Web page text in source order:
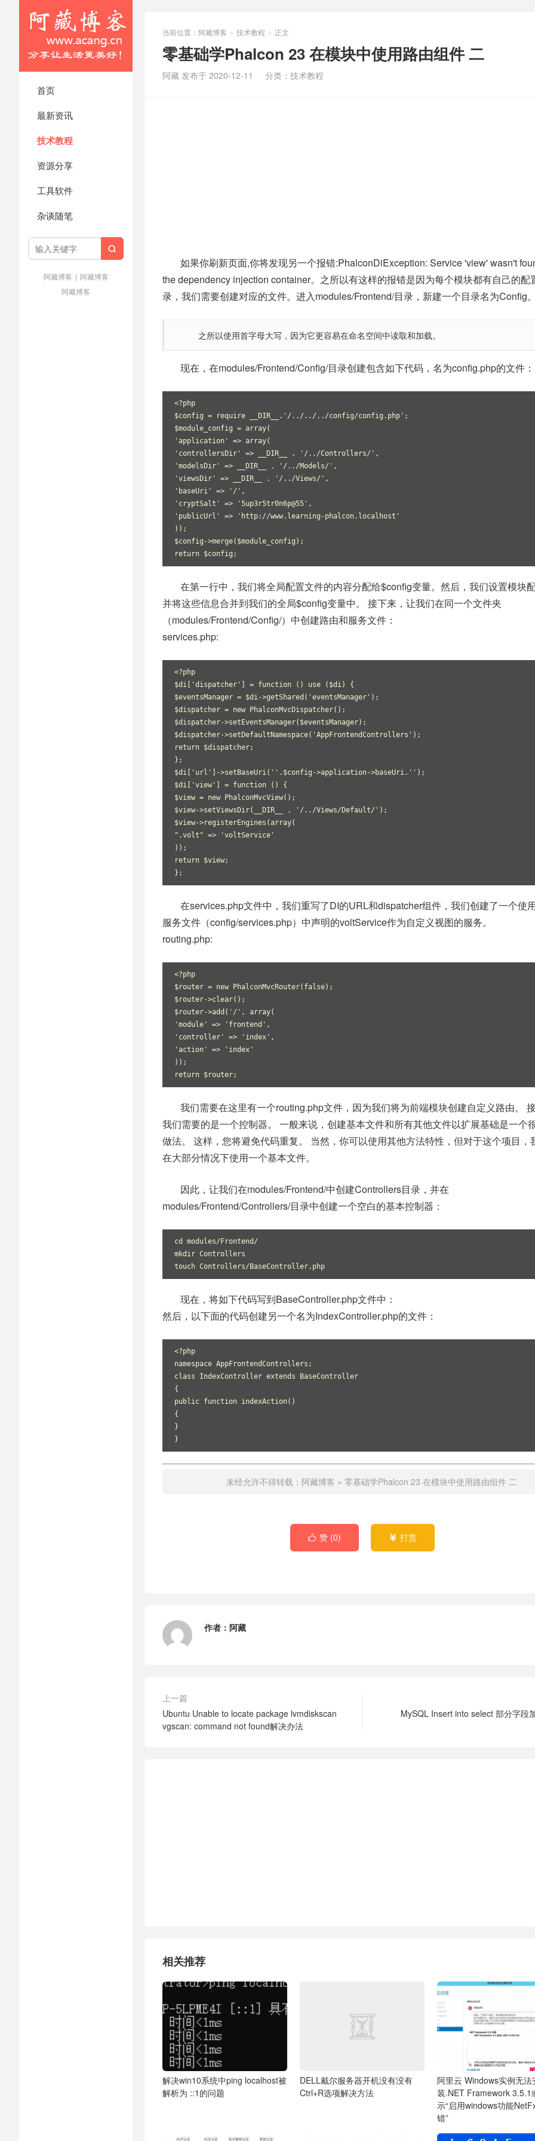
首页
最新资讯
技术教程
资源分享
工具软件
杂谈随笔

阿藏博客 | 阿藏博客
阿藏博客
当前位置： 阿藏博客 > 技术教程 > 正文
零基础学Phalcon 23 在模块中使用路由组件 二
阿藏 发布于 2020-12-11 分类： 技术教程
如果你刷新页面,你将发现另一个报错:PhalconDiException: Service 'view' wasn't
the dependency injection container。之所以有这样的报错是因为每个模块都有自己的配
录，我们需要创建对应的文件。进入modules/Frontend/目录，新建一个目录名为Config
之所以使用首字母大写，因为它更容易在命名空间中读取和加载。
现在，在modules/Frontend/Config/目录创建包含如下代码，名为config.php的文件：
<?php
$config = require __DIR__.'/../../../config/config.php';
$module_config = array(
'application' => array(
'controllersDir' => __DIR__ . '/../Controllers/',
'modelsDir' => __DIR__ . '/../Models/',
'viewsDir' => __DIR__ . '/../Views/',
'baseUri' => '/',
'cryptSalt' => '5up3r5tr0n6p@55',
'publicUrl' => 'http://www.learning-phalcon.localhost'
));
$config->merge($module_config);
return $config;
在第一行中，我们将全局配置文件的内容分配给$config变量。然后，我们设置模块
并将这些信息合并到我们的全局$config变量中。 接下来，让我们在同一个文件夹
（modules/Frontend/Config/）中创建路由和服务文件：
services.php:
<?php
$di['dispatcher'] = function () use ($di) {
$eventsManager = $di->getShared('eventsManager');
$dispatcher = new PhalconMvcDispatcher();
$dispatcher->setEventsManager($eventsManager);
$dispatcher->setDefaultNamespace('AppFrontendControllers');
return $dispatcher;
};
$di['url']->setBaseUri(''.$config->application->baseUri.'');
$di['view'] = function () {
$view = new PhalconMvcView();
$view->setViewsDir(__DIR__ . '/../Views/Default/');
$view->registerEngines(array(
".volt" => 'voltService'
));
return $view;
};
在services.php文件中，我们重写了DI的URL和dispatcher组件，我们创建了一个使
服务文件（config/services.php）中声明的voltService作为自定义视图的服务。
routing.php:
<?php
$router = new PhalconMvcRouter(false);
$router->clear();
$router->add('/', array(
'module' => 'frontend',
'controller' => 'index',
'action' => 'index'
));
return $router;
我们需要在这里有一个routing.php文件，因为我们将为前端模块创建自定义路由。
我们需要的是一个控制器。 一般来说，创建基本文件和所有其他文件以扩展基础是一个
做法。 这样，您将避免代码重复。 当然，你可以使用其他方法特性，但对于这个项目，
在大部分情况下使用一个基本文件。
因此，让我们在modules/Frontend/中创建Controllers目录，并在
modules/Frontend/Controllers/目录中创建一个空白的基本控制器：
cd modules/Frontend/
mkdir Controllers
touch Controllers/BaseController.php
现在，将如下代码写到BaseController.php文件中：
然后，以下面的代码创建另一个名为IndexController.php的文件：
<?php
namespace AppFrontendControllers;
class IndexController extends BaseController
{
public function indexAction()
{
}
}
未经允许不得转载： 阿藏博客 » 零基础学Phalcon 23 在模块中使用路由组件 二
 赞 (0)  打赏
作者： 阿藏
上一篇
Ubuntu Unable to locate package lvmdiskscan
vgscan: command not found解决办法
MySQL Insert into select 部分字段
相关推荐
解决win10系统中ping localhost被
解析为 ::1的问题
DELL戴尔服务器开机没有没有
Ctrl+R选项解决方法
阿里云 Windows实例无法
装.NET Framework 3.5.1
示“启用windows功能
错”